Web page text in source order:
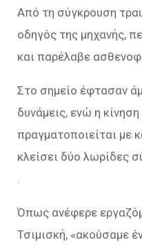
Από τη σύγκρουση
οδηγός της μηχανής,
και παρέλαβε
Στο σημείο έφτασαν
δυνάμεις, ενώ η
πραγματοποιείται με
κλείσει δύο λωρίδες
.
Όπως ανέφερε
Τσιμισκή, «ακούσαμε